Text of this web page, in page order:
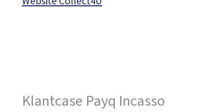
Klantcase Payq Incasso